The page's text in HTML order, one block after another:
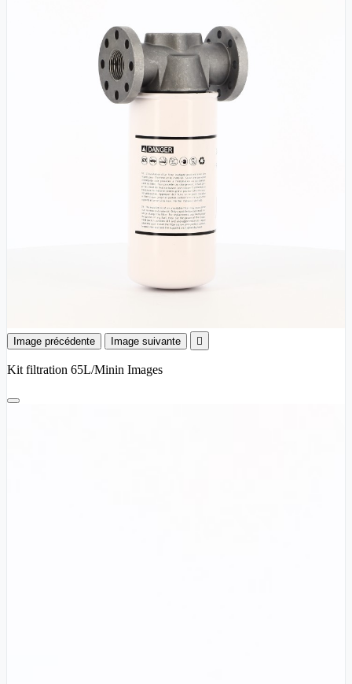
Image précédente Image suivante 
Kit filtration 65L/Minin Images